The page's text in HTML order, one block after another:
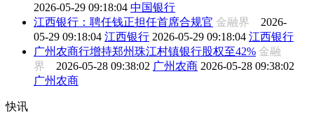
2026-05-29 09:18:04 中国银行
江西银行：聘任钱正担任首席合规官 金融界 2026-
05-29 09:18:04 江西银行 2026-05-29 09:18:04 江西银行
广州农商行增持郑州珠江村镇银行股权至42% 金融
界 2026-05-28 09:38:02 广州农商 2026-05-28 09:38:02
广州农商
快讯